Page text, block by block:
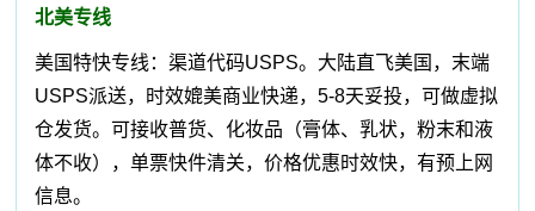
北美专线
美国特快专线：渠道代码USPS。大陆直飞美国，末端
USPS派送，时效媲美商业快递，5-8天妥投，可做虚拟
仓发货。可接收普货、化妆品（膏体、乳状，粉末和液
体不收），单票快件清关，价格优惠时效快，有预上网
信息。